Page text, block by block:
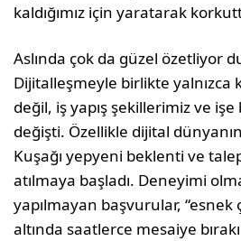
kaldığımız için yaratarak
Aslında çok da güzel özetliyor
Dijitalleşmeyle birlikte yalnızca
değil, iş yapış şekillerimiz ve işe
değişti. Özellikle dijital
Kuşağı yepyeni beklenti ve
atılmaya başladı. Deneyimi
yapılmayan başvurular, “esnek
altında saatlerce mesaiye